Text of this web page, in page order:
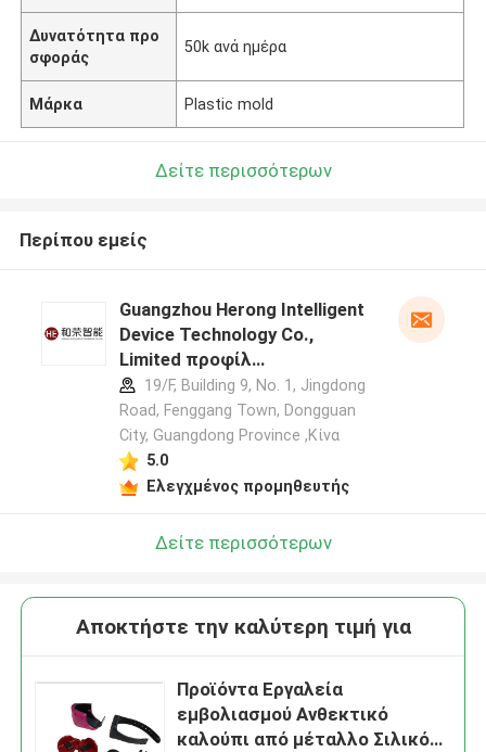
Δυνατότητα προ
σφοράς
50k ανά ημέρα
Μάρκα Plastic mold
Δείτε περισσότερων
Περίπου εμείς
Guangzhou Herong Intelligent
Device Technology Co.,
Limited προφίλ
κατασκευαστή
19/F, Building 9, No. 1, Jingdong
Road, Fenggang Town, Dongguan
City, Guangdong Province ,Κίνα
5.0
Ελεγχμένος προμηθευτής
Δείτε περισσότερων
Αποκτήστε την καλύτερη τιμή για
Προϊόντα Εργαλεία
εμβολιασμού Ανθεκτικό
καλούπι από μέταλλο Σιλικόνη